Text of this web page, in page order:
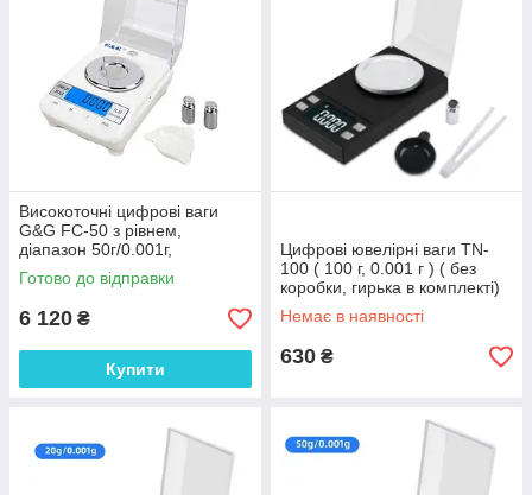
Високоточні цифрові ваги
G&G FC-50 з рівнем,
діапазон 50г/0.001г,
живлення від мережі та
батарейок, Німеччина-Китай
Готово до відправки
6 120 ₴
Купити
Цифрові ювелірні ваги TN-
100 ( 100 г, 0.001 г ) ( без
коробки, гирька в комплекті)
Немає в наявності
630 ₴